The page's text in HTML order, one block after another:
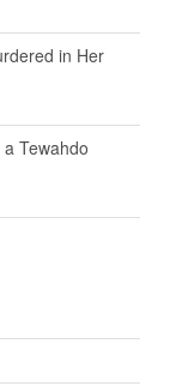
in Her
Tewahdo